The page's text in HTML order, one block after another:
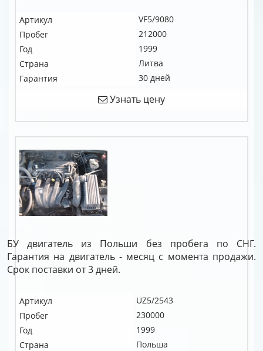
Артикул
VF5/9080
Пробег
212000
Год
1999
Страна
Литва
Гарантия
30 дней
Узнать цену
БУ двигатель из Польши без пробега по СНГ.
Гарантия на двигатель - месяц с момента продажи.
Срок поставки от 3 дней.
Артикул
UZ5/2543
Пробег
230000
Год
1999
Страна
Польша